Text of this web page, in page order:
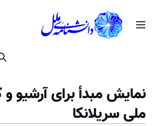
محتوامنوی اصلی
نمایش مبدأ برای آرشیو و
ملی سریلانکا